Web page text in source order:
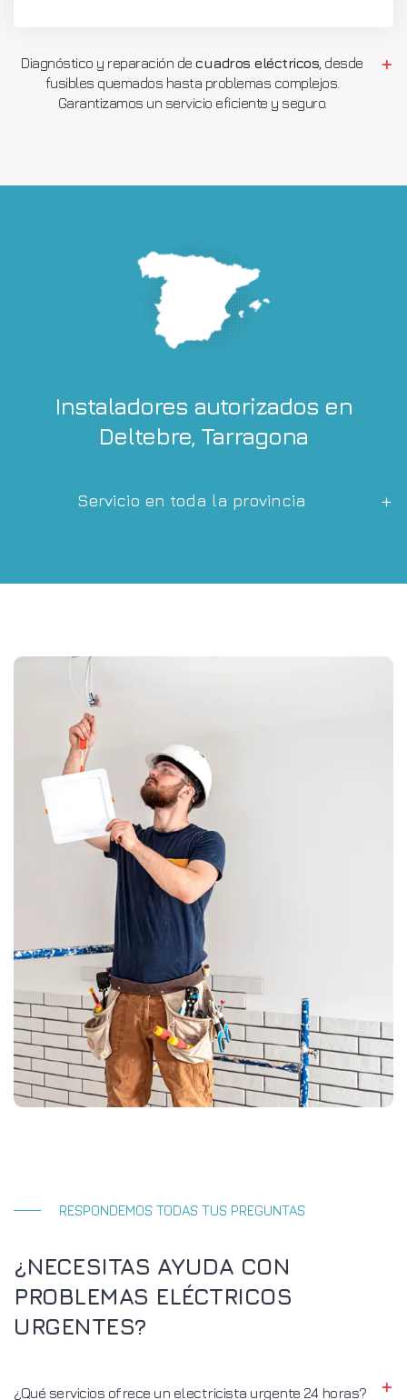
Diagnóstico y reparación decuadros eléctricos , desde
fusibles quemados hasta problemas complejos.
Garantizamos un servicio eficiente y seguro.
Instaladores autorizados en
Deltebre, Tarragona
Servicio en toda la provincia
RESPONDEMOS TODAS TUS PREGUNTAS
¿NECESITAS AYUDA CON
PROBLEMAS ELÉCTRICOS
URGENTES?
¿Qué servicios ofrece un electricista urgente 24 horas?